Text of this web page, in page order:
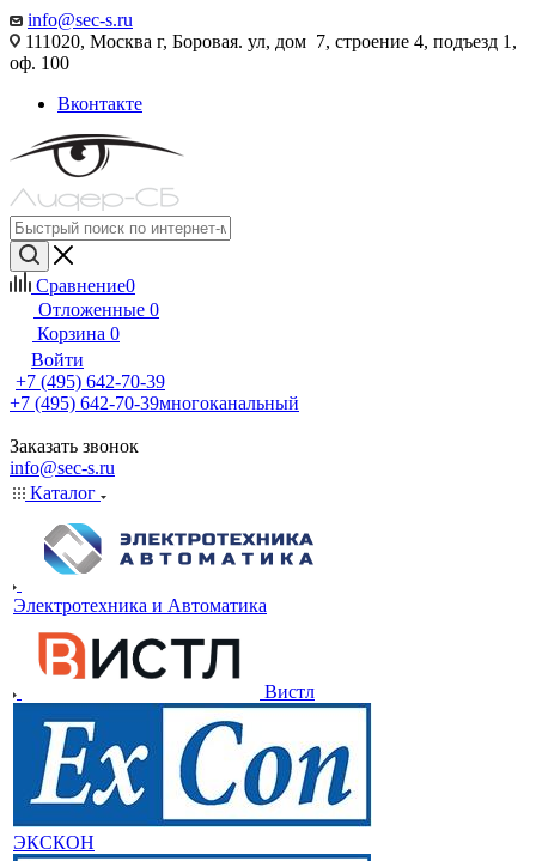
info@sec-s.ru
111020, Москва г, Боровая. ул, дом 7, строение 4, подъезд 1,
оф. 100
Вконтакте
Сравнение0
Отложенные 0
Корзина 0
Войти
+7 (495) 642-70-39
+7 (495) 642-70-39многоканальный
Заказать звонок
info@sec-s.ru
Каталог
Электротехника и Автоматика
Вистл
ЭКСКОН